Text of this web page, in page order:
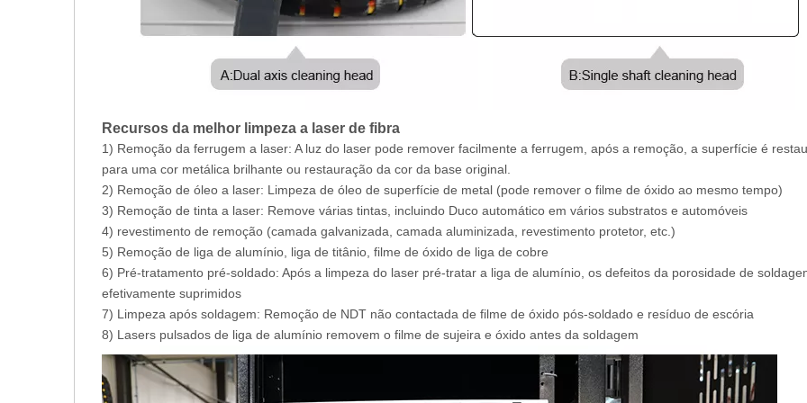
Recursos da melhor limpeza a laser de fibra
1) Remoção da ferrugem a laser: A luz do laser pode remover facilmente a ferrugem, após a remoção, a superfície é
para uma cor metálica brilhante ou restauração da cor da base original.
2) Remoção de óleo a laser: Limpeza de óleo de superfície de metal (pode remover o filme de óxido ao mesmo tempo)
3) Remoção de tinta a laser: Remove várias tintas, incluindo Duco automático em vários substratos e automóveis
4) revestimento de remoção (camada galvanizada, camada aluminizada, revestimento protetor, etc.)
5) Remoção de liga de alumínio, liga de titânio, filme de óxido de liga de cobre
6) Pré-tratamento pré-soldado: Após a limpeza do laser pré-tratar a liga de alumínio, os defeitos da porosidade de
efetivamente suprimidos
7) Limpeza após soldagem: Remoção de NDT não contactada de filme de óxido pós-soldado e resíduo de escória
8) Lasers pulsados ​​de liga de alumínio removem o filme de sujeira e óxido antes da soldagem